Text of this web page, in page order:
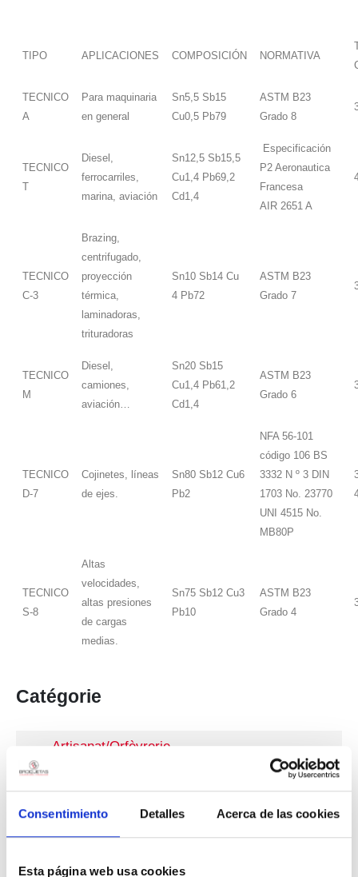
Consentimiento Detalles Acerca de las cookies
Esta página web usa cookies
TIPO APLICACIONES COMPOSICIÓN NORMATIVA
TECNICO
A
Para maquinaria
en general
Sn5,5 Sb15
Cu0,5 Pb79
ASTM B23
Grado 8
TECNICO
T
Diesel,
ferrocarriles,
marina, aviación
Sn12,5 Sb15,5
Cu1,4 Pb69,2
Cd1,4
Especificación
P2 Aeronautica
Francesa
AIR 2651 A
TECNICO
C-3
Brazing,
centrifugado,
proyección
térmica,
laminadoras,
trituradoras
Sn10 Sb14 Cu
4 Pb72
ASTM B23
Grado 7
TECNICO
M
Diesel,
camiones,
aviación…
Sn20 Sb15
Cu1,4 Pb61,2
Cd1,4
ASTM B23
Grado 6
TECNICO
D-7
Cojinetes, líneas
de ejes.
Sn80 Sb12 Cu6
Pb2
NFA 56-101
código 106 BS
3332 N º 3 DIN
1703 No. 23770
UNI 4515 No.
MB80P
TECNICO
S-8
Altas
velocidades,
altas presiones
de cargas
medias.
Sn75 Sb12 Cu3
Pb10
ASTM B23
Grado 4
Catégorie
Artisanat/Orfèvrerie
Brazing
Craftwork
Fluxes